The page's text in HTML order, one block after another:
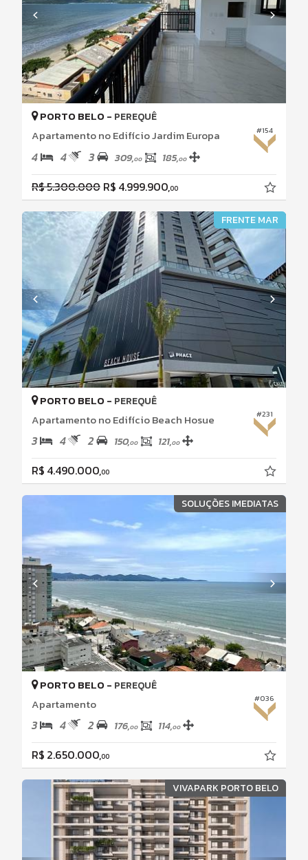
#154
PORTO BELO - PEREQUÊ
Apartamento no Edifício Jardim Europa
4 4 3 309,00 185,00
R$ 5.300.000 R$ 4.999.900,00
FRENTE MAR
#231
PORTO BELO - PEREQUÊ
Apartamento no Edifício Beach Hosue
3 4 2 150,00 121,00
R$ 4.490.000,00
SOLUÇÕES IMEDIATAS
#036
PORTO BELO - PEREQUÊ
Apartamento
3 4 2 176,00 114,00
R$ 2.650.000,00
VIVAPARK PORTO BELO